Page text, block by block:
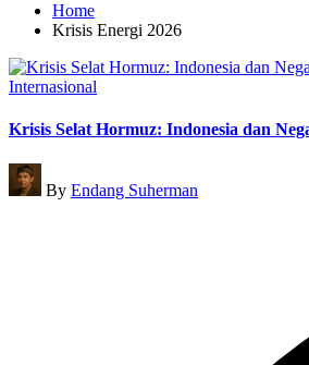
Home
Krisis Energi 2026
Posted
Internasional
Krisis Selat Hormuz: Indonesia dan
Posted
by
By Endang Suherman